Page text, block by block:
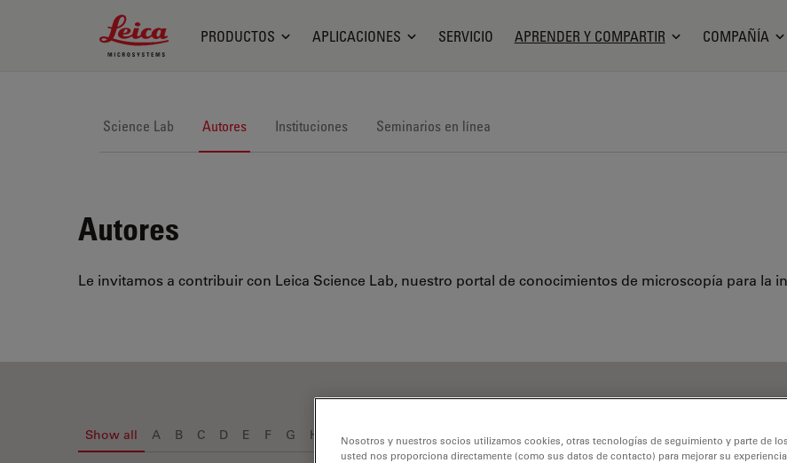
Leica Microsystems Logo
PRODUCTOS APLICACIONES SERVICIO APRENDER Y COMPARTIR COMPAÑÍA
Science Lab Autores Instituciones Seminarios en línea
Autores
Le invitamos a contribuir con Leica Science Lab, nuestro portal de conocimientos de microscopía para la
Show all A B C D E F G H M P W Y
Nosotros y nuestros socios utilizamos cookies, otras tecnologías de seguimiento y parte de
usted nos proporciona directamente (como sus datos de contacto) para mejorar su